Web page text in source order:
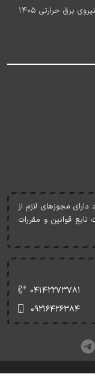
آخرین اخبار استخدام شرکت مادر تخصصی تولید نیروی برق حرارتی 1405
مجوزهای لازم از
قوانين و مقررات
۰۴۱۴۲۲۷۳۷۸۱
۰۹۲۱۶۴۲۶۳۸۴